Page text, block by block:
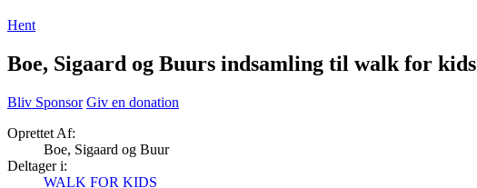
Hent
Boe, Sigaard og Buurs indsamling til walk for kids
Bliv Sponsor Giv en donation
Oprettet Af:
Boe, Sigaard og Buur
Deltager i:
WALK FOR KIDS